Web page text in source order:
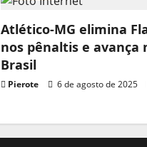
Atlético-MG elimina
nos pênaltis e avança
Brasil
Pierote 6 de agosto de 2025